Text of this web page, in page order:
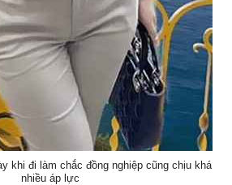
khi đi làm chắc đồng nghiệp cũng chịu khá
nhiều áp lực